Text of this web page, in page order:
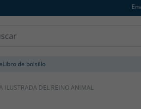
Libro de bolsillo
ILUSTRADA DEL REINO ANIMAL